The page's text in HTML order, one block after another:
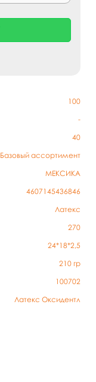
100
-
40
Базовый ассортимент
МЕКСИКА
4607145436846
Латекс
270
24*18*2,5
210 гр
100702
Латекс Оксидентл